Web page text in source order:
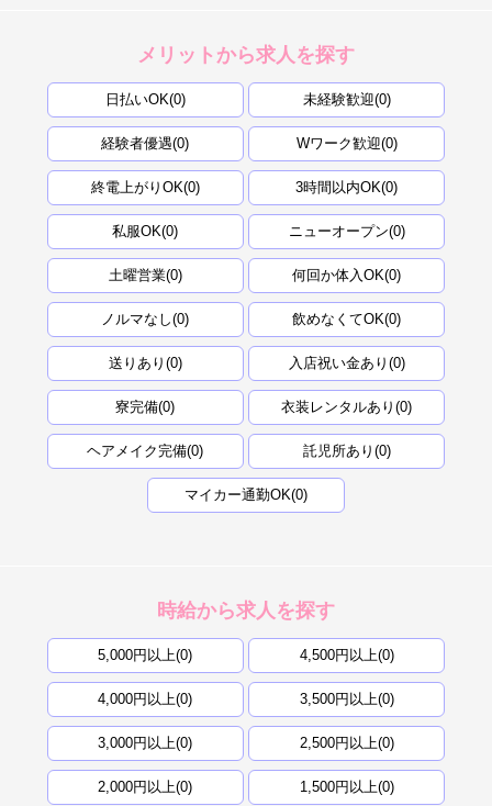
メリットから求人を探す
日払いOK(0) 未経験歓迎(0)
経験者優遇(0) Wワーク歓迎(0)
終電上がりOK(0) 3時間以内OK(0)
私服OK(0) ニューオープン(0)
土曜営業(0) 何回か体入OK(0)
ノルマなし(0) 飲めなくてOK(0)
送りあり(0) 入店祝い金あり(0)
寮完備(0) 衣装レンタルあり(0)
ヘアメイク完備(0) 託児所あり(0)
マイカー通勤OK(0)
時給から求人を探す
5,000円以上(0) 4,500円以上(0)
4,000円以上(0) 3,500円以上(0)
3,000円以上(0) 2,500円以上(0)
2,000円以上(0) 1,500円以上(0)